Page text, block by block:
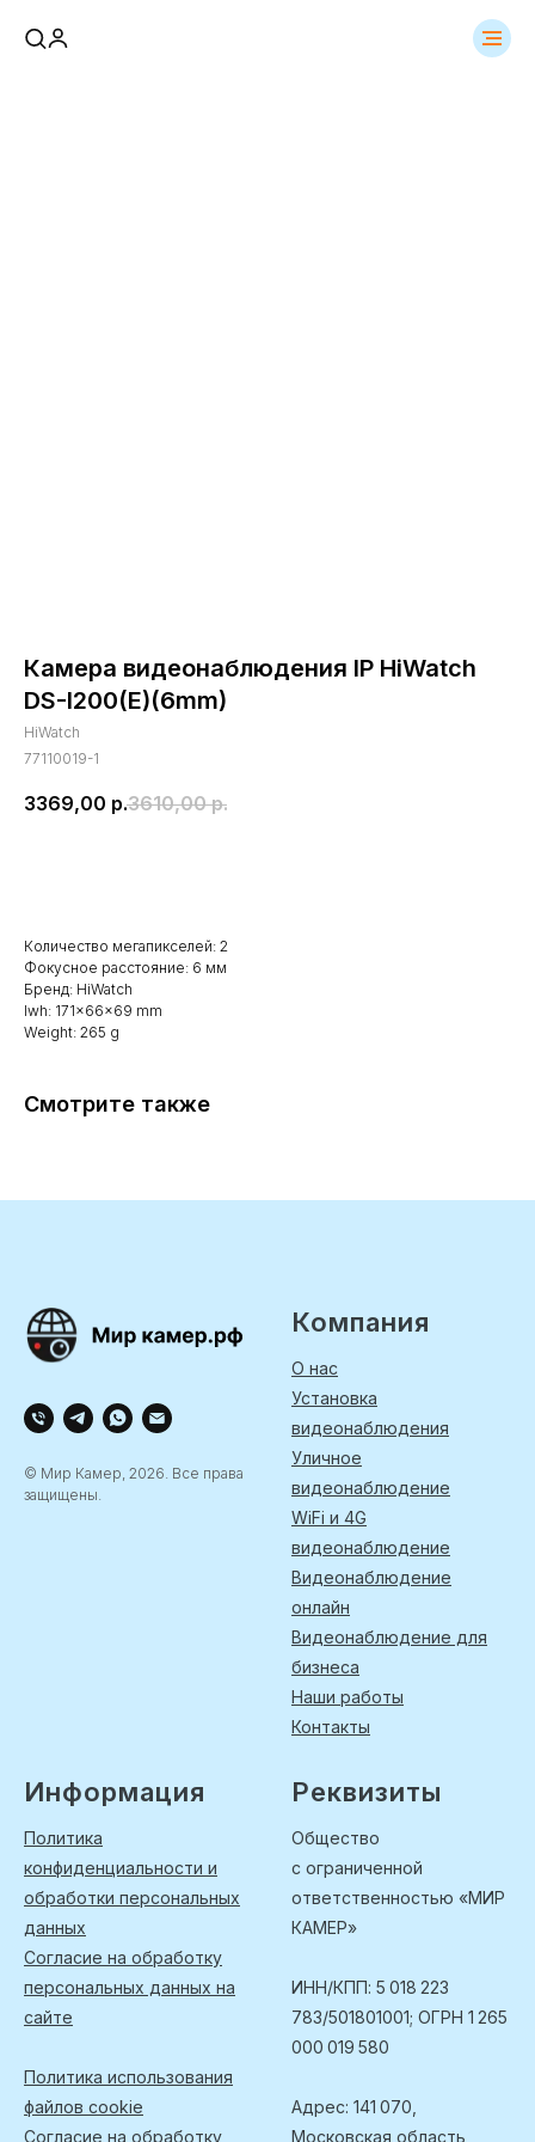
Камера видеонаблюдения IP HiWatch
DS-I200(E)(6mm)
HiWatch
77110019-1
3369,00 р.3610,00 р.
Количество мегапикселей: 2
Фокусное расстояние: 6 мм
Бренд: HiWatch
lwh: 171x66x69 mm
Weight: 265 g
Смотрите также
© Мир Камер, 2026. Все права
защищены.
Компания
О нас
Установка
видеонаблюдения
Уличное
видеонаблюдение
WiFi и 4G
видеонаблюдение
Видеонаблюдение
онлайн
Видеонаблюдение для
бизнеса
Наши работы
Контакты
Информация
Политика
конфиденциальности и
обработки персональных
данных
Согласие на обработку
персональных данных на
сайте
Политика использования
файлов cookie
Согласие на обработку
Реквизиты
Общество
с ограниченной
ответственностью «МИР
КАМЕР»
ИНН/КПП: 5 018 223
783/501801001; ОГРН 1 265
000 019 580
Адрес: 141 070,
Московская область,